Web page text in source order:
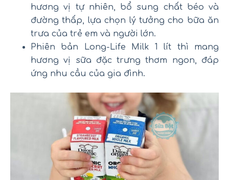
hương vị tự nhiên, bổ sung chất béo và
đường thấp, lựa chọn lý tưởng cho bữa ăn
trưa của trẻ em và người lớn.
Phiên bản Long-Life Milk 1 lít thì mang
hương vị sữa đặc trưng thơm ngon, đáp
ứng nhu cầu của gia đình.